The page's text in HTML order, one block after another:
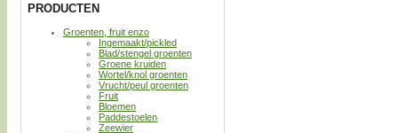
PRODUCTEN
Groenten, fruit enzo
Ingemaakt/pickled
Blad/stengel groenten
Groene kruiden
Wortel/knol groenten
Vrucht/peul groenten
Fruit
Bloemen
Paddestoelen
Zeewier